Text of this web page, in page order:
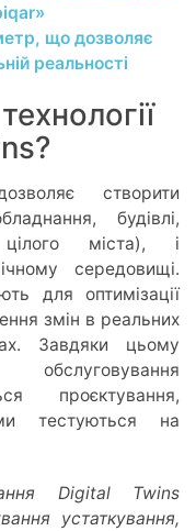
що дозволяє
реальності
створити
будівлі,
міста), і
середовищі.
для оптимізації
змін в реальних
Завдяки цьому
проєктування,
тестуються на
Digital Twins
устаткування,